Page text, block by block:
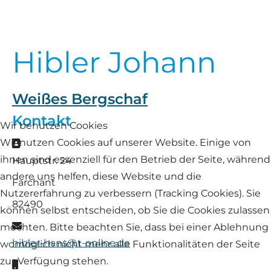
Hibler Johann
Weißes Bergschaf
Kontakt
Adresse
Hauptstr. 24
Farchant
82490
E-Mail
hibler-hans@t-online.de
Mobil
Wir benutzen Cookies
Wir nutzen Cookies auf unserer Website. Einige von
ihnen sind essenziell für den Betrieb der Seite, während
andere uns helfen, diese Website und die
Nutzererfahrung zu verbessern (Tracking Cookies). Sie
können selbst entscheiden, ob Sie die Cookies zulassen
möchten. Bitte beachten Sie, dass bei einer Ablehnung
womöglich nicht mehr alle Funktionalitäten der Seite
zur Verfügung stehen.
Links Züchter-Internetseiten
Futtrationsrechner
Fachberater in Bayern
Lineare Beurteilung Zahnstellung
Erfassung der Euterreinheit
Weißes Bergschaf
Rouge de Roussillon
Schwarzes Villnösser Schaf
Scottish Blackface
Shetland
Skudde
South Down
Soayschaf